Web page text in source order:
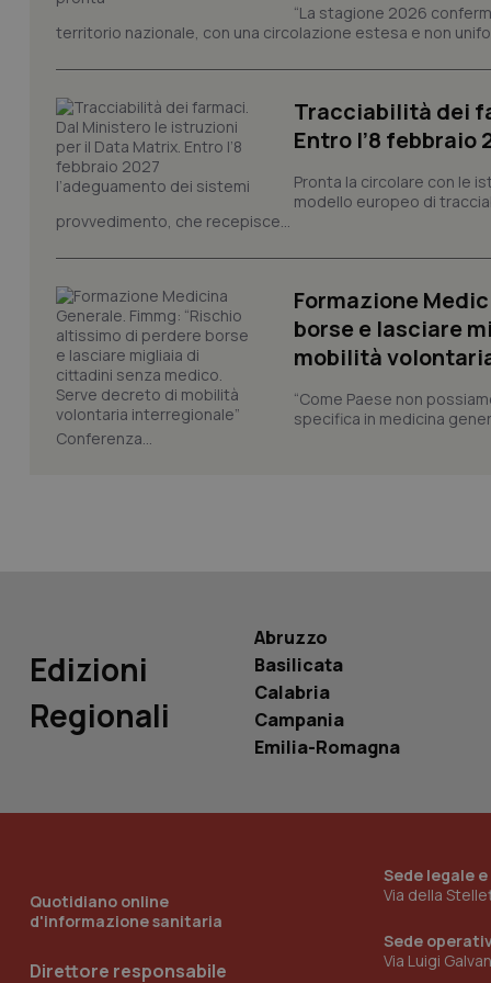
“La stagione 2026
territorio nazionale, con una circolazione estesa e non
Tracciabilità dei
Entro l’8 febbraio
Pronta la circolare con le
modello europeo di
provvedimento, che recepisce...
Formazione
borse e lasciare
mobilità
“Come Paese non
specifica in medicina
Conferenza...
Edizioni
Regionali
Abruzzo
Basilicata
Calabria
Campania
Emilia-Romagna
Quotidiano online
d'informazione sanitaria
Direttore responsabile
Sede legale
Via della
Sede
Via Luigi
Nome
tracking-enable
tracking-sites-
session-id
_ga_0VMQEQKQ1N
__Secure-YNID